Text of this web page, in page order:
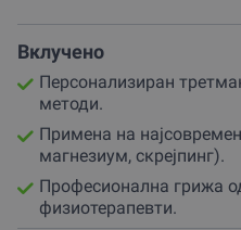
динамичен смарт капинг
масажа со црвено светло
циркулацијата и опуштање.
Доколку имаш потреба
на мускулите, тука е и
стимулатор за
фитнес ефекти.
Пробај ја и ергон
Вклучено
Персонализиран
методи.
Примена на
магнезиум, скрејпинг).
Професионална грижа
физиотерапевти.